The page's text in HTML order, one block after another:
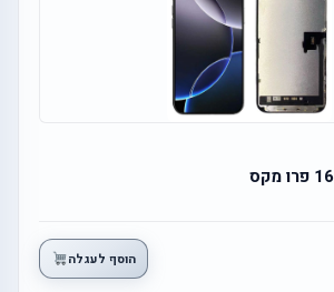
הוסף לעגלה